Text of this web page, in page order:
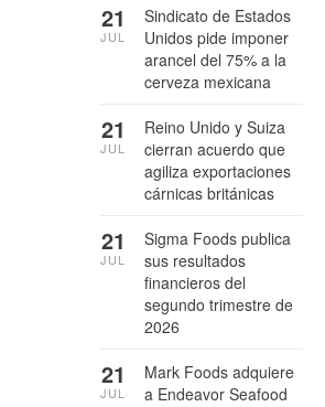
Sindicato de Estados
Unidos pide imponer
arancel del 75% a la
cerveza mexicana
21
JUL
Reino Unido y Suiza
cierran acuerdo que
agiliza exportaciones
cárnicas británicas
21
JUL
Sigma Foods publica
sus resultados
financieros del
segundo trimestre de
2026
21
JUL
Mark Foods adquiere
a Endeavor Seafood
21
JUL